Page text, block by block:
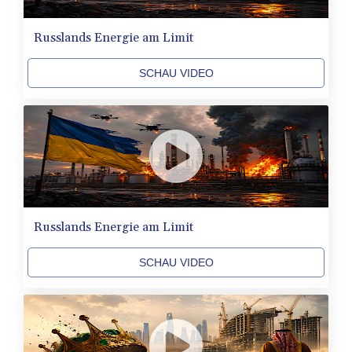
LKR 387.745291
LSL 18.648909
LTL 3.413768
LVL 0.699335
MAD 10.757887
MDL 20.102303
MGA
4982.944983
MKD 61.70777
MMK
MNT 4159.0218
MOP 9.34149
MRU 46.349915
MVR 17.862733
MWK
2008.207995
Russlands Energie am Limit
SCHAU VIDEO
Russlands Energie am Limit
SCHAU VIDEO